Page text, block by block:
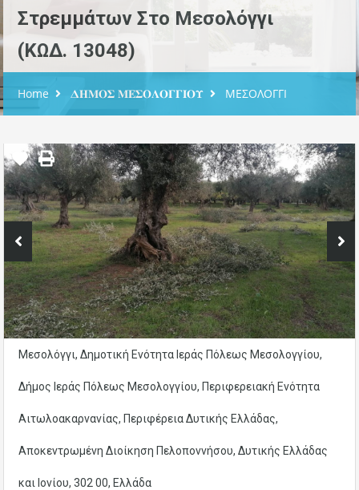
Στρεμμάτων Στο Μεσολόγγι
(ΚΩΔ. 13048)
Home 𝚫𝚮𝚳𝚶𝚺 𝚳𝚬𝚺𝚶𝚲𝚶𝚪𝚪𝚰𝚶𝚼 ΜΕΣΟΛΟΓΓΙ
Μεσολόγγι, Δημοτική Ενότητα Ιεράς Πόλεως Μεσολογγίου,
Δήμος Ιεράς Πόλεως Μεσολογγίου, Περιφερειακή Ενότητα
Αιτωλοακαρνανίας, Περιφέρεια Δυτικής Ελλάδας,
Αποκεντρωμένη Διοίκηση Πελοποννήσου, Δυτικής Ελλάδας
και Ιονίου, 302 00, Ελλάδα